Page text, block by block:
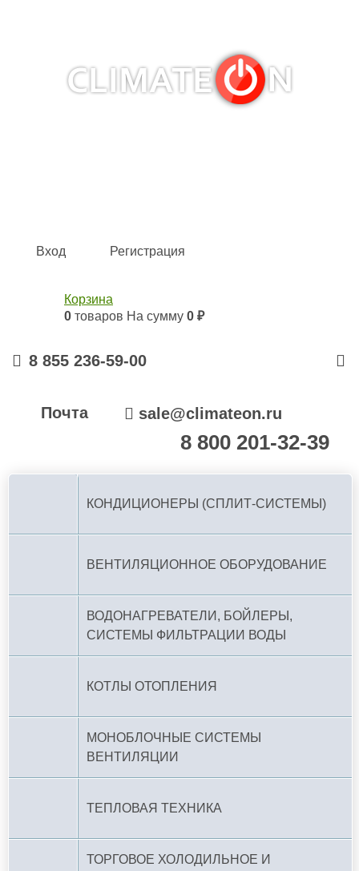
Вход Регистрация
Корзина
0 товаров На сумму 0 ₽
8 855 236-59-00
Почта sale@climateon.ru
8 800 201-32-39
КОНДИЦИОНЕРЫ (СПЛИТ-СИСТЕМЫ)
ВЕНТИЛЯЦИОННОЕ ОБОРУДОВАНИЕ
ВОДОНАГРЕВАТЕЛИ, БОЙЛЕРЫ,
СИСТЕМЫ ФИЛЬТРАЦИИ ВОДЫ
КОТЛЫ ОТОПЛЕНИЯ
МОНОБЛОЧНЫЕ СИСТЕМЫ
ВЕНТИЛЯЦИИ
ТЕПЛОВАЯ ТЕХНИКА
ТОРГОВОЕ ХОЛОДИЛЬНОЕ И